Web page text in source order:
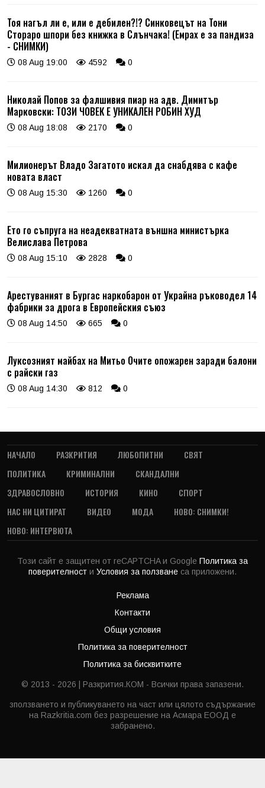
Тоя нагъл ли е, или е дебилен?!? Синковецът на Тони
Стораро шпори без книжка в Слънчака! (Емрах е за пандиза
- СНИМКИ)
08 Aug 19:00 4592 0
Николай Попов за фалшивия пиар на адв. Димитър
Марковски: ТОЗИ ЧОВЕК Е УНИКАЛЕН РОБИН ХУД
08 Aug 18:08 2170 0
Милионерът Владо Загатото искал да снабдява с кафе
новата власт
08 Aug 15:30 1260 0
Ето го съпруга на неадекватната външна министърка
Велислава Петрова
08 Aug 15:10 2828 0
Арестуваният в Бургас наркобарон от Украйна ръководел 14
фабрики за дрога в Европейския съюз
08 Aug 14:50 665 0
Луксозният майбах на Митьо Очите опожарен заради балони
с райски газ
08 Aug 14:30 812 0
НАЧАЛО РАЗКРИТИЯ ЛЮБОПИТНИ
СВЯТ
ПОЛИТИКА
КРИМИНАЛНИ
СКАНДАЛНИ
ЗДРАВОСЛОВНО
ИСТОРИЯ КИНО
СПОРТ
НАС НИ ЦИТИРАТ
ВИДЕО МОДА
НОВО: СНИМКИ!
НОВО: ИНТЕРВЮТА
Този сайт е защитен от reCAPTCHA и Google Политика за
поверителност и Условия за ползване са приложени.
Реклама
Контакти
Общи условия
Политика за поверителност
Политика за бисквитките
© 2013 - 2026 | Разкрития.КОМ - Всички права запазени.
зползването и публикуването на част или цялото съдържание
на Razkritia.com без разрешение на Асмара ЕООД е
забранено.